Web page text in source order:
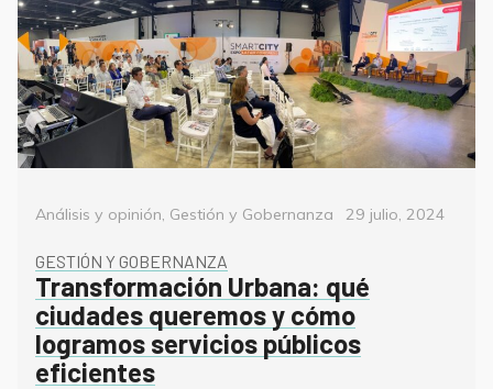
Categorías
Análisis y opinión, Gestión y Gobernanza
Posted
29 julio, 2024
GESTIÓN Y GOBERNANZA
Transformación Urbana: qué
ciudades queremos y cómo
logramos servicios públicos
eficientes